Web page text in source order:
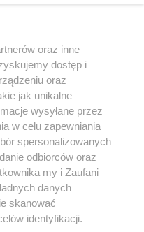
może być powielany i
w jakikolwiek sposób (w
na jakimkolwiek polu
z umieszczaniem w
praw. Jakiekolwiek użycie lub
z naruszeniem prawa,
pod groźbą kary i może być
oraz inne
dostęp i
oraz
jak unikalne
wysyłane przez
w celu zapewniania
spersonalizowanych
odbiorców oraz
my i Zaufani
danych
skanować
identyfikacji.